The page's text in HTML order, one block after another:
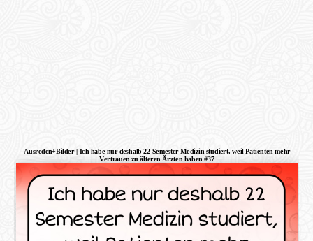
Ausreden+Bilder | Ich habe nur deshalb 22 Semester Medizin studiert, weil Patienten mehr
Vertrauen zu älteren Ärzten haben #37